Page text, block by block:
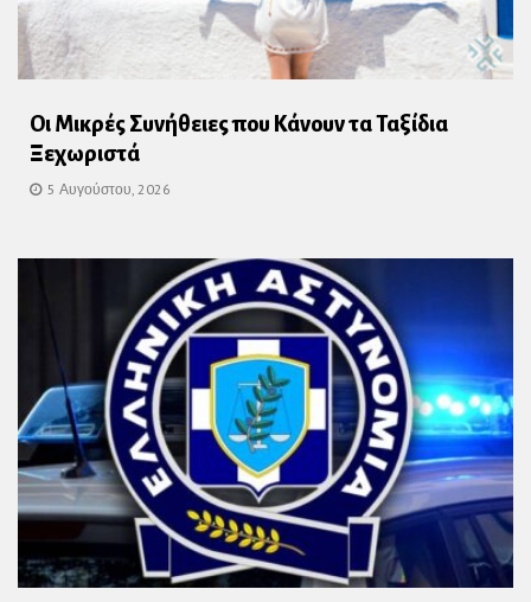
Οι Μικρές Συνήθειες που Κάνουν τα Ταξίδια
Ξεχωριστά
5 Αυγούστου, 2026